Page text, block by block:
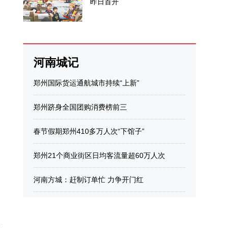
河南城记
郑州国际货运通航城市持续“上新”
郑州跻身全国团购消费榜前三
春节假期郑州410多万人次“下馆子”
郑州21个商业街区日均客流量超60万人次
河南方城：赶制订单忙 力争开门红